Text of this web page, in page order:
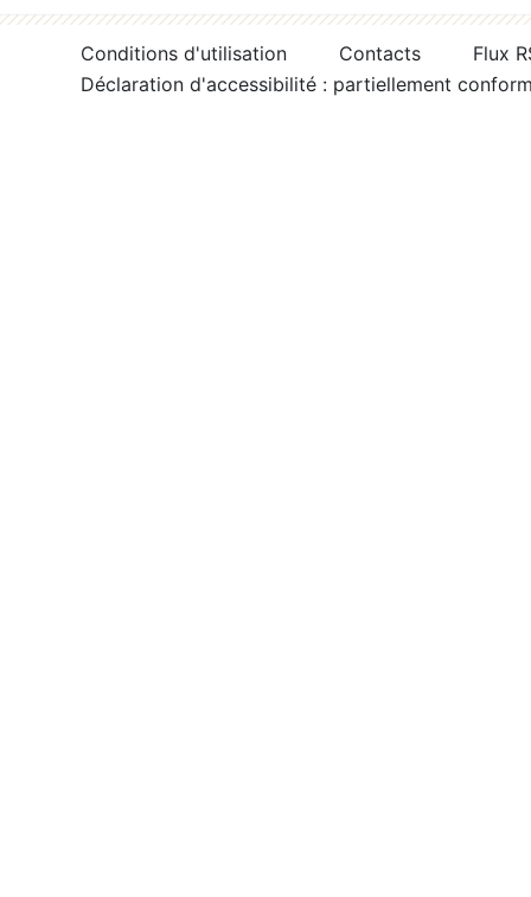
Conditions d'utilisation Contacts
Flux
Déclaration d'accessibilité : partiellement